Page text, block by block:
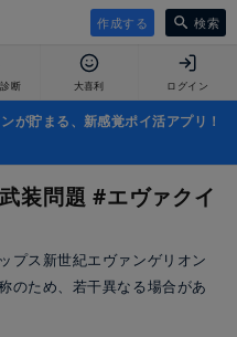
作成する 検索
断 大喜利 ログイン
が貯まる、新感覚ポイ活アプリ！
装問題 #エヴァクイ
プス新世紀エヴァンゲリオン
のため、若干異なる場合があ